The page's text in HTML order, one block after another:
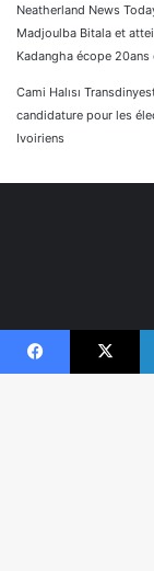
Neatherland News
Madjoulba Bitala et
Kadangha écope
Cami Halısı
candidature pour les
Ivoiriens
Facebook X